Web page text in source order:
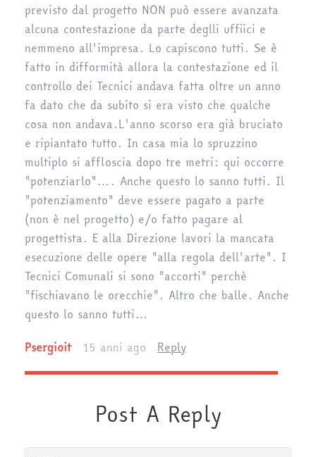
previsto dal progetto NON può essere avanzata
alcuna contestazione da parte deglli uffiici e
nemmeno all'impresa. Lo capiscono tutti. Se è
fatto in difformità allora la contestazione ed il
controllo dei Tecnici andava fatta oltre un anno
fa dato che da subito si era visto che qualche
cosa non andava.L'anno scorso era già bruciato
e ripiantato tutto. In casa mia lo spruzzino
multiplo si affloscia dopo tre metri: qui occorre
"potenziarlo"…. Anche questo lo sanno tutti. Il
"potenziamento" deve essere pagato a parte
(non è nel progetto) e/o fatto pagare al
progettista. E alla Direzione lavori la mancata
esecuzione delle opere "alla regola dell'arte". I
Tecnici Comunali si sono "accorti" perchè
"fischiavano le orecchie". Altro che balle. Anche
questo lo sanno tutti…
Psergioit
15 anni ago Reply
Post A Reply